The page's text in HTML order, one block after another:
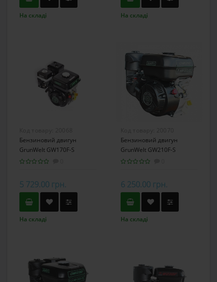
На складі На складі
Бензиновий двигун
GrunWelt GW170F-S
5 729.00 грн.
На складі
Бензиновий двигун
GrunWelt GW210F-S
6 250.00 грн.
На складі